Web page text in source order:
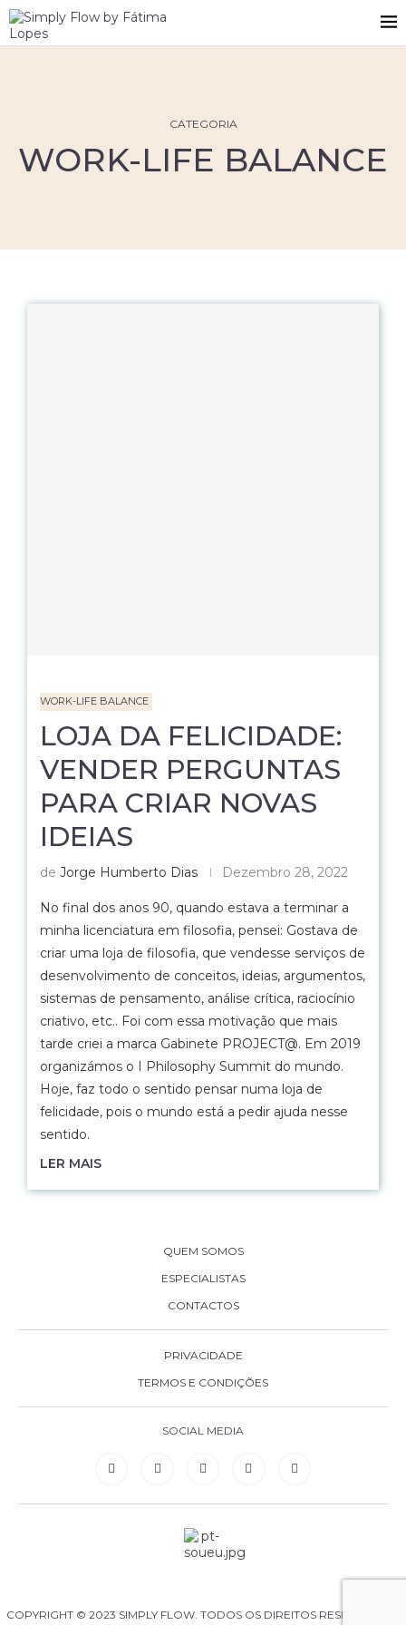
CATEGORIA
WORK-LIFE BALANCE
WORK-LIFE BALANCE
LOJA DA FELICIDADE:
VENDER PERGUNTAS
PARA CRIAR NOVAS
IDEIAS
de Jorge Humberto Dias Dezembro 28, 2022
No final dos anos 90, quando estava a terminar a
minha licenciatura em filosofia, pensei: Gostava de
criar uma loja de filosofia, que vendesse serviços de
desenvolvimento de conceitos, ideias, argumentos,
sistemas de pensamento, análise crítica, raciocínio
criativo, etc.. Foi com essa motivação que mais
tarde criei a marca Gabinete PROJECT@. Em 2019
organizámos o I Philosophy Summit do mundo.
Hoje, faz todo o sentido pensar numa loja de
felicidade, pois o mundo está a pedir ajuda nesse
sentido.
LER MAIS
QUEM SOMOS
ESPECIALISTAS
CONTACTOS
PRIVACIDADE
TERMOS E CONDIÇÕES
SOCIAL MEDIA
COPYRIGHT © 2023 SIMPLY FLOW. TODOS OS DIREITOS RESERVADOS.